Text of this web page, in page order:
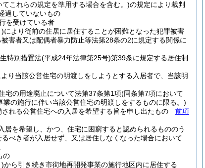
これらの規定を準用する場合を含む。)の規定により裁判
過していないもの
を受けている者
)により従前の住居に居住することが困難となった犯罪被害
害者又は配偶者暴力防止等法第28条の2に規定する関係に
特別措置法(平成24年法律第25号)第39条に規定する居住制
り当該公営住宅の明渡しをしようとする入居者で、当該明
宅の用途廃止について法第37条第1項(同条第7項において
の施行に伴い当該公営住宅の明渡しをするものに限る。)
れる公営住宅への入居を希望する旨を申し出たもの 前項
を希望し、かつ、住宅に困窮すると認められるもののう
べき者が入居せず、又は居住しなくなった場合において
の
)から引き続き市街地再開発事業の施行地区内に居住する